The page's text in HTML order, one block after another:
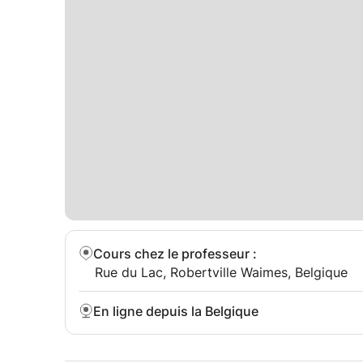
Cours chez le professeur :
Rue du Lac, Robertville Waimes, Belgique
En ligne depuis la Belgique